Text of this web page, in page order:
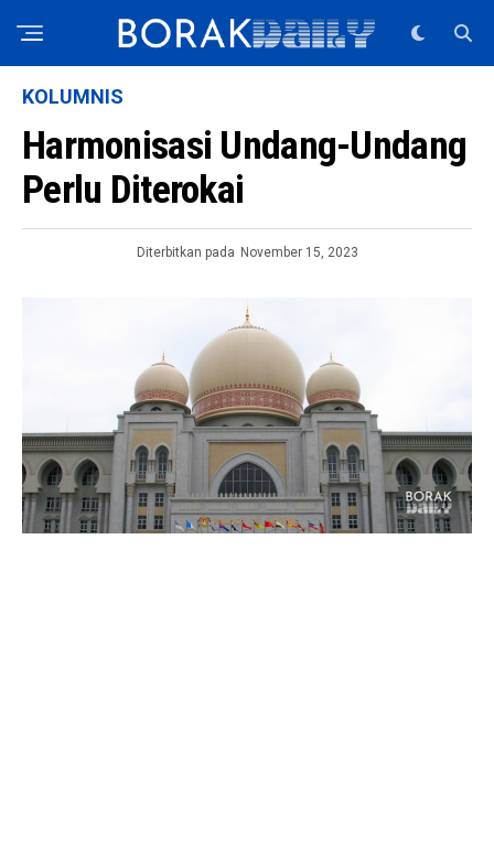
KOLUMNIS
Harmonisasi Undang-Undang
Perlu Diterokai
Diterbitkan pada November 15, 2023